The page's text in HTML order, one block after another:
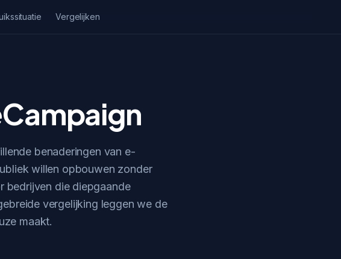
Vergelijken
benaderingen van e-
willen opbouwen zonder
bedrijven die diepgaande
vergelijking leggen we de
maakt.